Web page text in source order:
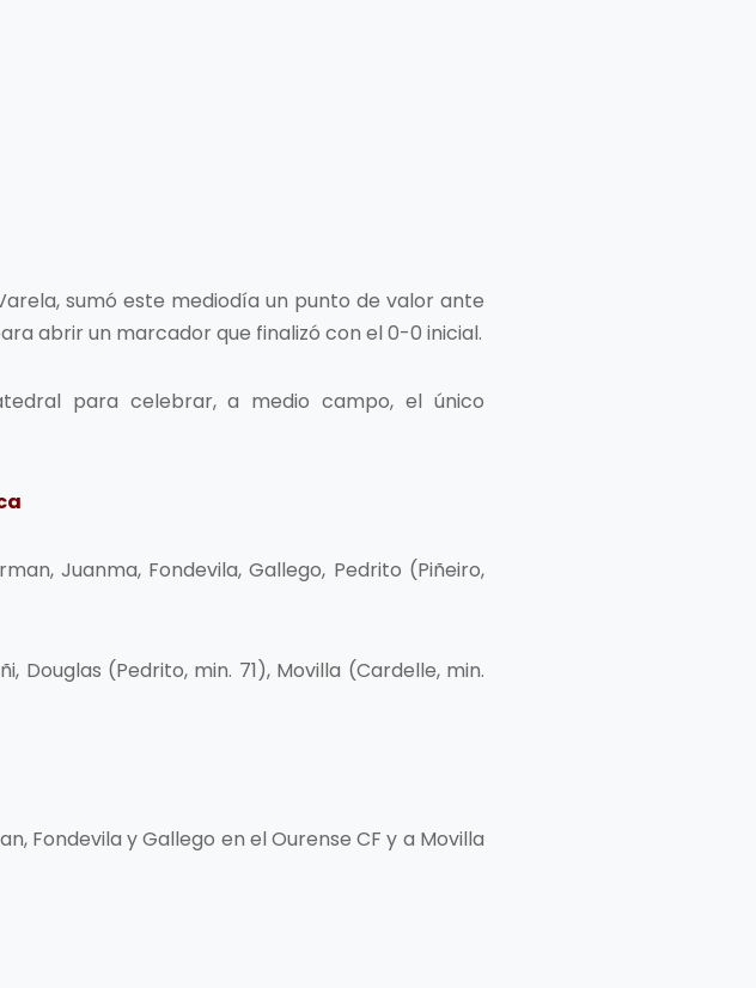
sumó este mediodía un punto de valor ante
abrir un marcador que finalizó con el 0-0 inicial.
para celebrar, a medio campo, el único
Juanma, Fondevila, Gallego, Pedrito (Piñeiro,
Douglas (Pedrito, min. 71), Movilla (Cardelle, min.
Fondevila y Gallego en el Ourense CF y a Movilla